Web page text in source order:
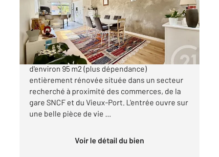
Maison à vendre
468 000 €
La Rochelle Quartier Tasdon Maison de ville
d'environ 95 m2 (plus dépendance)
entièrement rénovée située dans un secteur
recherché à proximité des commerces, de la
gare SNCF et du Vieux-Port. L'entrée ouvre sur
une belle pièce de vie ...
Voir le détail du bien